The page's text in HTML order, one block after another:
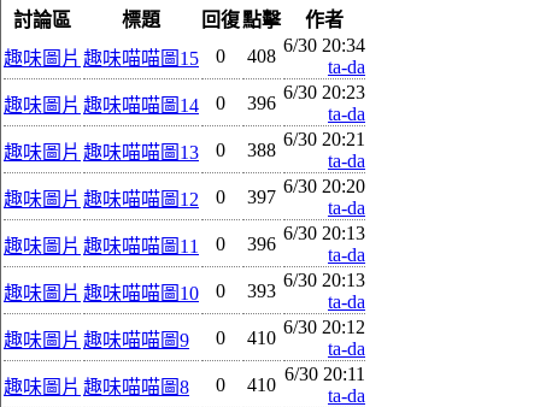
討論區 標題 回復點擊
作者
趣味圖片 趣味喵喵圖15 0 408
6/30 20:34
ta-da
趣味圖片 趣味喵喵圖14 0 396
6/30 20:23
ta-da
趣味圖片 趣味喵喵圖13 0 388
6/30 20:21
ta-da
趣味圖片 趣味喵喵圖12 0 397
6/30 20:20
ta-da
趣味圖片 趣味喵喵圖11 0 396
6/30 20:13
ta-da
趣味圖片 趣味喵喵圖10 0 393
6/30 20:13
ta-da
趣味圖片 趣味喵喵圖9 0 410
6/30 20:12
ta-da
趣味圖片 趣味喵喵圖8 0 410
6/30 20:11
ta-da